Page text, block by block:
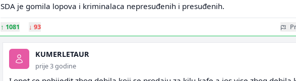
SDA je gomila lopova i kriminalaca nepresuđenih i presuđenih.
↑ 1081 ↓ 93
KUMERLETAUR
prije 3 godine